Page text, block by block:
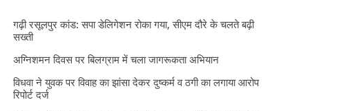
गढ़ी रसूलपुर कांड: सपा डेलिगेशन रोका गया, सीएम दौरे के चलते बढ़ी
सख्ती
अग्निशमन दिवस पर बिलग्राम में चला जागरूकता अभियान
विधवा ने युवक पर विवाह का झांसा देकर दुष्कर्म व ठगी का लगाया आरोप
रिपोर्ट दर्ज